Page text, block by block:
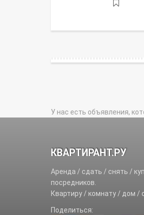
У нас есть объявления,
КВАРТИРАНТ.РУ
Аренда / сдать / снять /
посредников.
Квартиру / комнату / дом /
Поделиться: